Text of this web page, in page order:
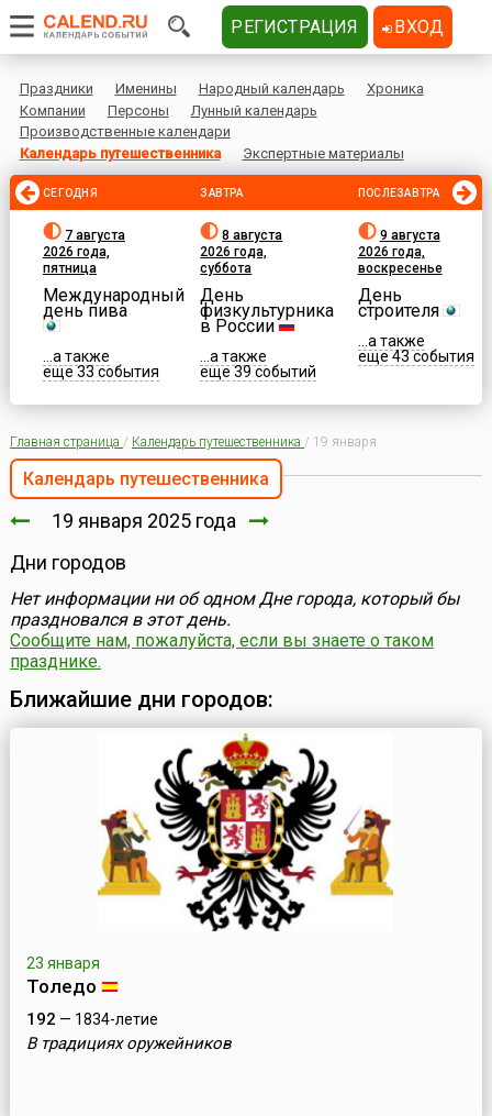
Праздники Именины Народный календарь
Хроника
Компании
Персоны
Лунный календарь
Производственные календари
Календарь путешественника
Экспертные материалы
СЕГОДНЯ
7 августа
2026 года,
пятница
Международный
день пива
...а также
еще 33 события
ЗАВТРА
8 августа
2026 года,
суббота
День
физкультурника
в России
...а также
еще 39 событий
ПОСЛЕЗАВТРА
9 августа
2026 года,
воскресенье
День
строителя
...а также
еще 43 события
Главная страница / Календарь путешественника / 19 января
Календарь путешественника
19 января 2025 года
Дни городов
Нет информации ни об одном Дне города, который бы
праздновался в этот день.
Сообщите нам, пожалуйста, если вы знаете о таком
празднике.
Ближайшие дни городов:
23 января
Толедо
192 — 1834-летие
В традициях оружейников
РЕГИСТРАЦИЯ ВХОД